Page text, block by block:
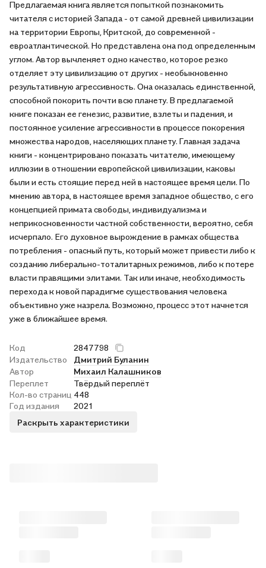
Предлагаемая книга является попыткой познакомить
читателя с историей Запада - от самой древней цивилизации
на территории Европы, Критской, до современной -
евроатлантической. Но представлена она под определенным
углом. Автор вычленяет одно качество, которое резко
отделяет эту цивилизацию от других - необыкновенно
результативную агрессивность. Она оказалась единственной,
способной покорить почти всю планету. В предлагаемой
книге показан ее генезис, развитие, взлеты и падения, и
постоянное усиление агрессивности в процессе покорения
множества народов, населяющих планету. Главная задача
книги - концентрировано показать читателю, имеющему
иллюзии в отношении европейской цивилизации, каковы
были и есть стоящие перед ней в настоящее время цели. По
мнению автора, в настоящее время западное общество, с его
концепцией примата свободы, индивидуализма и
неприкосновенности частной собственности, вероятно, себя
исчерпало. Его духовное вырождение в рамках общества
потребления - опасный путь, который может привести либо к
созданию либерально-тоталитарных режимов, либо к потере
власти правящими элитами. Так или иначе, необходимость
перехода к новой парадигме существования человека
объективно уже назрела. Возможно, процесс этот начнется
уже в ближайшее время.
Код
2847798
Издательство
Дмитрий Буланин
Автор
Михаил Калашников
Переплет
Твёрдый переплёт
Кол-во страниц 448
Год издания
2021
Раскрыть характеристики